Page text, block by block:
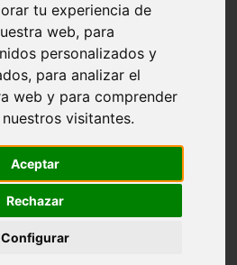
tu experiencia de
web, para
personalizados y
para analizar el
web y para comprender
visitantes.
Aceptar
Rechazar
Configurar
lillet